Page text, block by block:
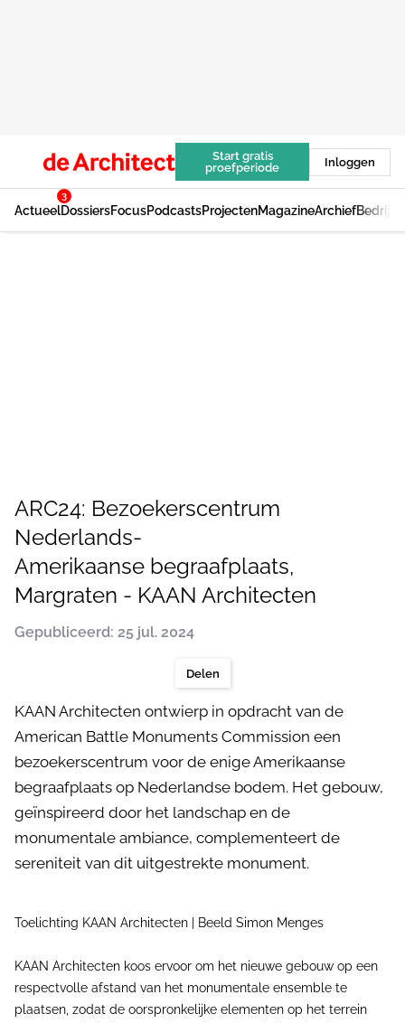
Start gratis
proefperiode
Inloggen
Actueel
3
DossiersFocusPodcastsProjectenMagazineArchief
ARC24: Bezoekerscentrum
Nederlands-
Amerikaanse begraafplaats,
Margraten - KAAN Architecten
Gepubliceerd: 25 jul. 2024
Delen
KAAN Architecten ontwierp in opdracht van de
American Battle Monuments Commission een
bezoekerscentrum voor de enige Amerikaanse
begraafplaats op Nederlandse bodem. Het gebouw,
geïnspireerd door het landschap en de
monumentale ambiance, complementeert de
sereniteit van dit uitgestrekte monument.
Toelichting KAAN Architecten | Beeld Simon Menges
KAAN Architecten koos ervoor om het nieuwe gebouw op een
respectvolle afstand van het monumentale ensemble te
plaatsen, zodat de oorspronkelijke elementen op het terrein